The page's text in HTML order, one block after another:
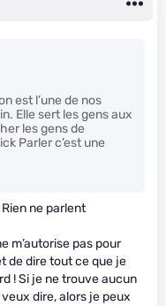
est l’une de nos
Elle sert les gens aux
les gens de
Parler c’est une
ne parlent
m’autorise pas pour
de dire tout ce que je
! Si je ne trouve aucun
dire, alors je peux